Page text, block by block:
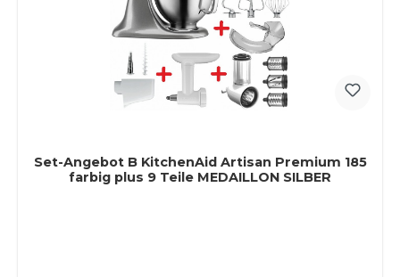
Set-Angebot B KitchenAid Artisan Premium 185
farbig plus 9 Teile MEDAILLON SILBER